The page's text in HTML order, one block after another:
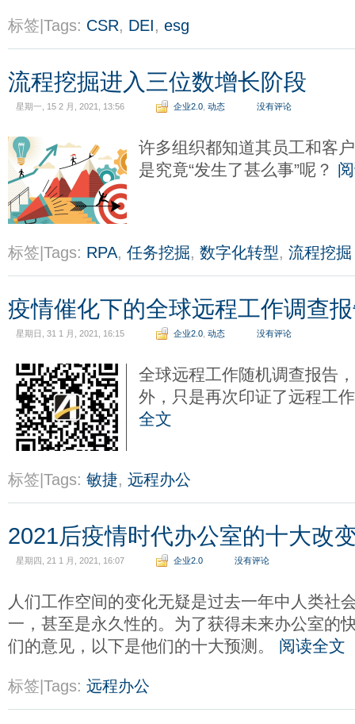
标签|Tags: CSR, DEI, esg
流程挖掘进入三位数增长阶段
星期一, 15 2 月, 2021, 13:56 企业2.0 动态 没有评论
许多组织都知道其员工和客
是究竟“发生了甚么事”呢？
标签|Tags: RPA, 任务挖掘, 数字化转型, 流程挖掘
疫情催化下的全球远程工作调查
星期日, 31 1 月, 2021, 16:15 企业2.0 动态 没有评论
全球远程工作随机调查报告
外，只是再次印证了远程工
全文
标签|Tags: 敏捷, 远程办公
2021后疫情时代办公室的十大改
星期四, 21 1 月, 2021, 16:07 企业2.0 没有评论
人们工作空间的变化无疑是过去一年中人类社
一，甚至是永久性的。为了获得未来办公室的
们的意见，以下是他们的十大预测。 阅读全文
标签|Tags: 远程办公